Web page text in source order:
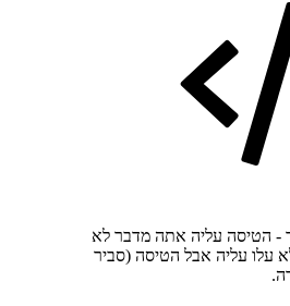
- הטיסה עליה אתה מדבר לא
עלו עליה אבל הטיסה (סביר